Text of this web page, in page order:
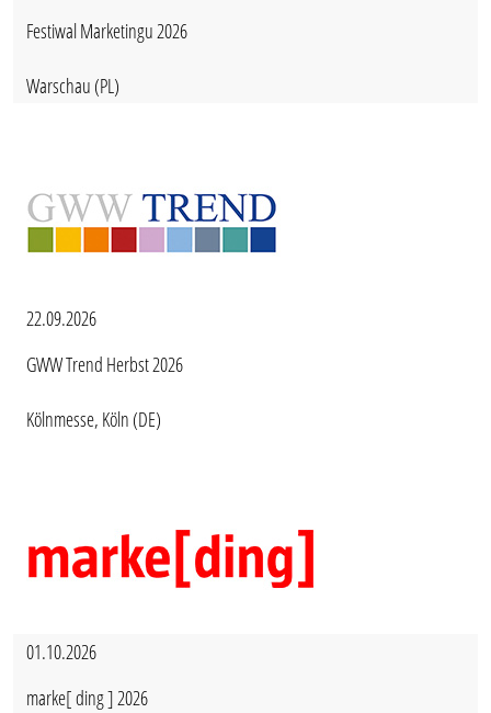
Festiwal Marketingu 2026
Warschau (PL)
22.09.2026
GWW Trend Herbst 2026
Kölnmesse, Köln (DE)
01.10.2026
marke[ ding ] 2026